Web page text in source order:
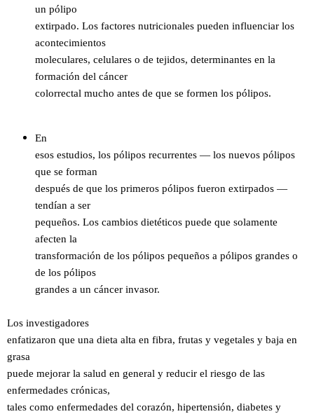
un pólipo
extirpado. Los factores nutricionales pueden influenciar los
acontecimientos
moleculares, celulares o de tejidos, determinantes en la
formación del cáncer
colorrectal mucho antes de que se formen los pólipos.
En
esos estudios, los pólipos recurrentes — los nuevos pólipos
que se forman
después de que los primeros pólipos fueron extirpados —
tendían a ser
pequeños. Los cambios dietéticos puede que solamente
afecten la
transformación de los pólipos pequeños a pólipos grandes o
de los pólipos
grandes a un cáncer invasor.
Los investigadores
enfatizaron que una dieta alta en fibra, frutas y vegetales y baja en
grasa
puede mejorar la salud en general y reducir el riesgo de las
enfermedades crónicas,
tales como enfermedades del corazón, hipertensión, diabetes y